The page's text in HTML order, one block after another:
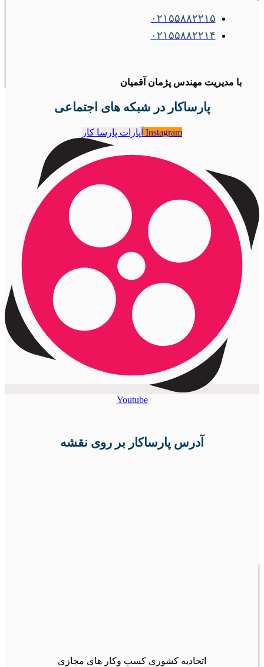
۰۲۱۵۵۸۸۲۲۱۵
۰۲۱۵۵۸۸۲۲۱۴
با مدیریت مهندس پژمان آقمیان
پارساکار در شبکه های اجتماعی
Instagram آپارات پارسا کار
Youtube
آدرس پارساکار بر روی نقشه
اتحادیه کشوری کسب وکار های مجازی